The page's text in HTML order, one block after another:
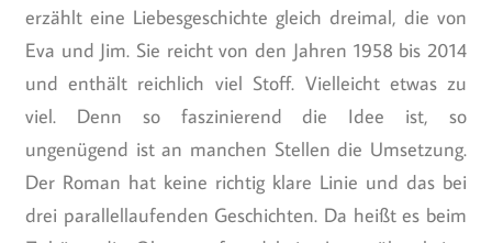
erzählt eine Liebesgeschichte gleich dreimal, die von
Eva und Jim. Sie reicht von den Jahren 1958 bis 2014
und enthält reichlich viel Stoff. Vielleicht etwas zu
viel. Denn so faszinierend die Idee ist, so
ungenügend ist an manchen Stellen die Umsetzung.
Der Roman hat keine richtig klare Linie und das bei
drei parallellaufenden Geschichten. Da heißt es beim